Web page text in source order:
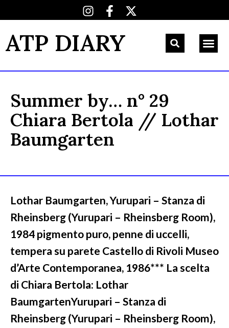
ATP DIARY
Summer by… n° 29
Chiara Bertola // Lothar
Baumgarten
Lothar Baumgarten, Yurupari – Stanza di
Rheinsberg (Yurupari – Rheinsberg Room),
1984 pigmento puro, penne di uccelli,
tempera su parete Castello di Rivoli Museo
d’Arte Contemporanea, 1986*** La scelta
di Chiara Bertola: Lothar
BaumgartenYurupari – Stanza di
Rheinsberg (Yurupari – Rheinsberg Room),